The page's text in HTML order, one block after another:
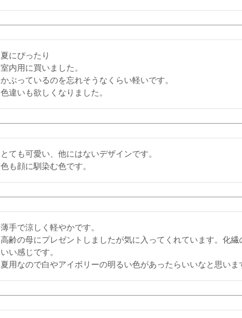
夏にぴったり
室内用に買いました。
かぶっているのを忘れそうなくらい軽いです。
とても可愛い、他にはないデザインです。
色も顔に馴染む色です。
薄手で涼しく軽やかです。
高齢の母にプレゼントしましたが気に入ってくれています。化
いい感じです。
夏用なので白やアイボリーの明るい色があったらいいなと思いま